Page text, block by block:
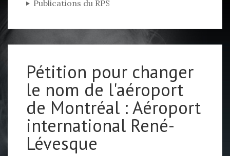
Publications du RPS
Pétition pour changer
le nom de l'aéroport
de Montréal : Aéroport
international René-
Lévesque